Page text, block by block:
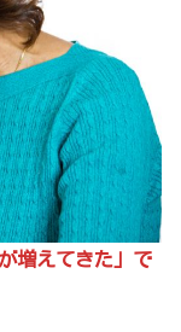
増えてきた」で